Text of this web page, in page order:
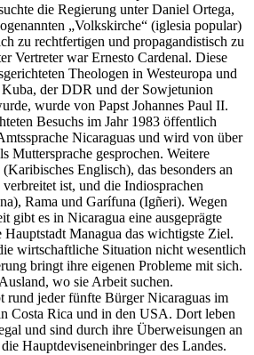
die Regierung unter Daniel Ortega,
„Volkskirche“ (iglesia popular)
zu rechtfertigen und propagandistisch zu
Vertreter war Ernesto Cardenal. Diese
Theologen in Westeuropa und
der DDR und der Sowjetunion
wurde von Papst Johannes Paul II.
Besuchs im Jahr 1983 öffentlich
Nicaraguas und wird von über
Muttersprache gesprochen. Weitere
Englisch), das besonders an
ist, und die Indiosprachen
Rama und Garífuna (Igñeri). Wegen
gibt es in Nicaragua eine ausgeprägte
Managua das wichtigste Ziel.
wirtschaftliche Situation nicht wesentlich
bringt ihre eigenen Probleme mit sich.
wo sie Arbeit suchen.
rund jeder fünfte Bürger Nicaraguas im
Costa Rica und in den USA. Dort leben
und sind durch ihre Überweisungen an
Hauptdeviseneinbringer des Landes.